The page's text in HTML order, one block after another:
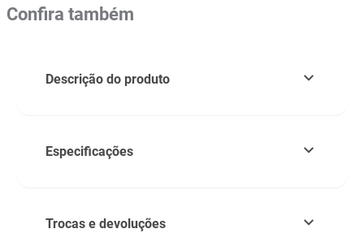
Confira também
Descrição do produto
Especificações
Trocas e devoluções